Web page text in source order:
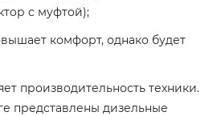
с муфтой);
комфорт, однако будет
производительность техники.
представлены дизельные